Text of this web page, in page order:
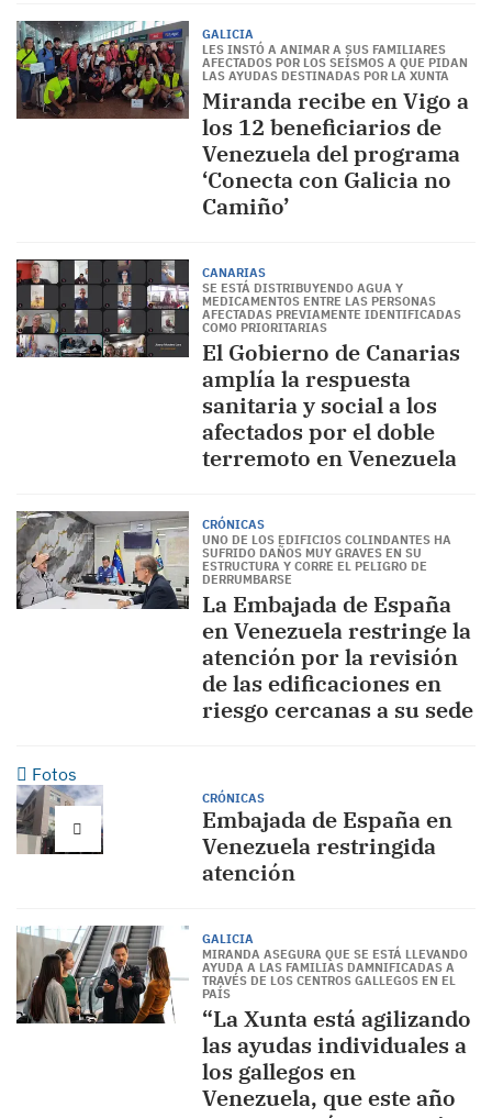
GALICIA
LES INSTÓ A ANIMAR A SUS FAMILIARES
AFECTADOS POR LOS SEÍSMOS A QUE PIDAN
LAS AYUDAS DESTINADAS POR LA XUNTA
Miranda recibe en Vigo a
los 12 beneficiarios de
Venezuela del programa
‘Conecta con Galicia no
Camiño’
CANARIAS
SE ESTÁ DISTRIBUYENDO AGUA Y
MEDICAMENTOS ENTRE LAS PERSONAS
AFECTADAS PREVIAMENTE IDENTIFICADAS
COMO PRIORITARIAS
El Gobierno de Canarias
amplía la respuesta
sanitaria y social a los
afectados por el doble
terremoto en Venezuela
CRÓNICAS
UNO DE LOS EDIFICIOS COLINDANTES HA
SUFRIDO DAÑOS MUY GRAVES EN SU
ESTRUCTURA Y CORRE EL PELIGRO DE
DERRUMBARSE
La Embajada de España
en Venezuela restringe la
atención por la revisión
de las edificaciones en
riesgo cercanas a su sede
Fotos
CRÓNICAS
Embajada de España en
Venezuela restringida
atención
GALICIA
MIRANDA ASEGURA QUE SE ESTÁ LLEVANDO
AYUDA A LAS FAMILIAS DAMNIFICADAS A
TRAVÉS DE LOS CENTROS GALLEGOS EN EL
PAÍS
“La Xunta está agilizando
las ayudas individuales a
los gallegos en
Venezuela, que este año